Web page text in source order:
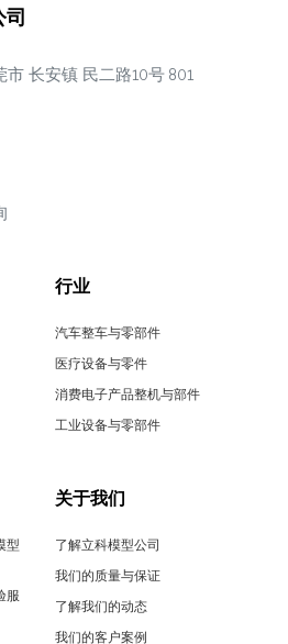
长安镇 民二路10号 801
行业
汽车整车与零部件
医疗设备与零件
消费电子产品整机与部件
工业设备与零部件
型
服
关于我们
了解立科模型公司
我们的质量与保证
了解我们的动态
我们的客户案例